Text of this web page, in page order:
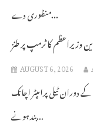
منظوری دے...
وزیراعظم کا ٹرمپ پر طنز
AUGUST 6, 2026
دوران ٹیلی پرامپٹر اچانک
بند ہونے...